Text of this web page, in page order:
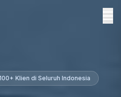
Klien di Seluruh Indonesia